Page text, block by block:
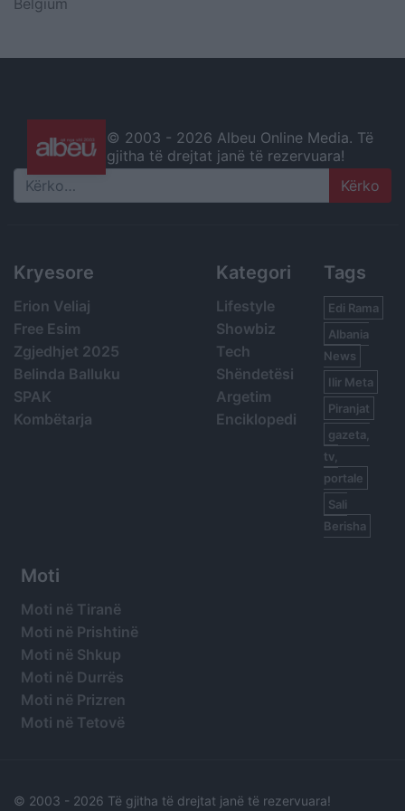
© 2003 - 2026 Albeu Online Media. Të
gjitha të drejtat janë të rezervuara!
Search
Kryesore
Erion Veliaj
Free Esim
Zgjedhjet 2025
Belinda Balluku
SPAK
Kombëtarja
Kategori
Lifestyle
Showbiz
Tech
Shëndetësi
Argetim
Enciklopedi
Tags
Edi Rama
Albania
News
Ilir Meta
Piranjat
gazeta,
tv,
portale
Sali
Berisha
Moti
Moti në Tiranë
Moti në Prishtinë
Moti në Shkup
Moti në Durrës
Moti në Prizren
Moti në Tetovë
© 2003 - 2026 Të gjitha të drejtat janë të rezervuara!